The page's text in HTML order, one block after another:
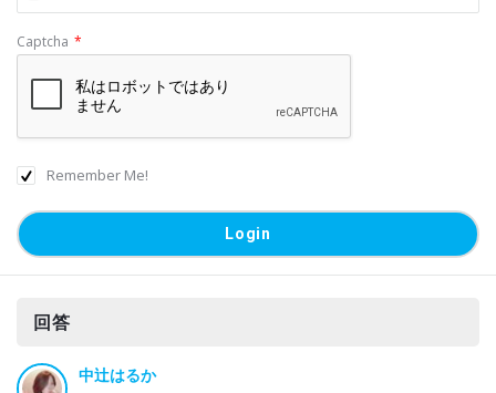
Captcha *
Remember Me!
回答
中辻はるか